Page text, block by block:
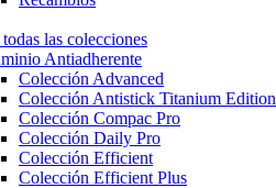
las colecciones
Antiadherente
Colección Advanced
Colección Antistick Titanium Edition
Colección Compac Pro
Colección Daily Pro
Colección Efficient
Colección Efficient Plus